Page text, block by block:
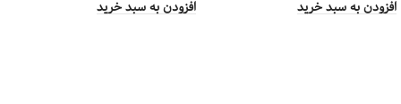
افزودن به سبد خرید افزودن به سبد خرید